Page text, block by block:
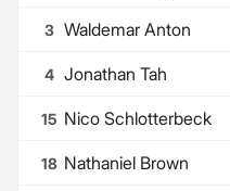
3 Waldemar Anton
4 Jonathan Tah
15 Nico Schlotterbeck
18 Nathaniel Brown